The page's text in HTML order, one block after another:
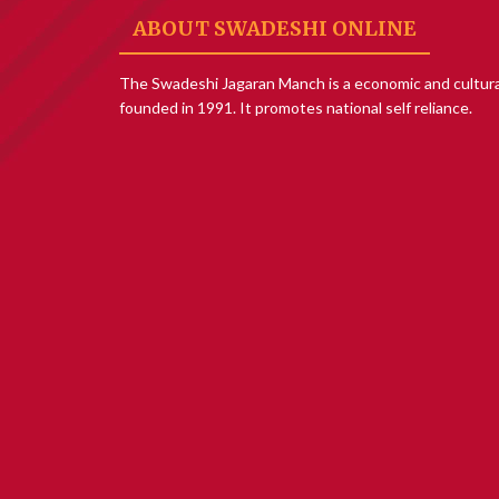
ABOUT SWADESHI ONLINE
The Swadeshi Jagaran Manch is a economic and
founded in 1991. It promotes national self reliance.